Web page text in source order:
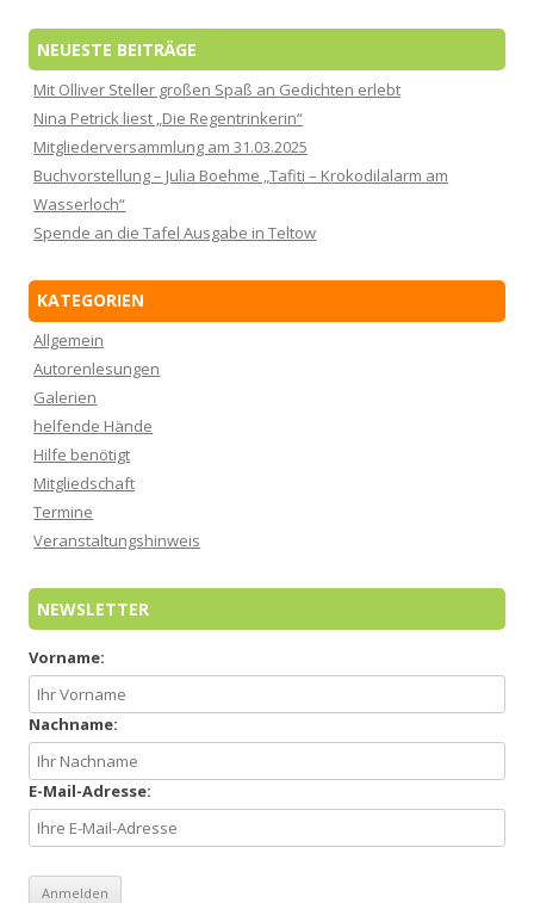
NEUESTE BEITRÄGE
Mit Olliver Steller großen Spaß an Gedichten erlebt
Nina Petrick liest „Die Regentrinkerin“
Mitgliederversammlung am 31.03.2025
Buchvorstellung – Julia Boehme „Tafiti – Krokodilalarm am
Wasserloch“
Spende an die Tafel Ausgabe in Teltow
KATEGORIEN
Allgemein
Autorenlesungen
Galerien
helfende Hände
Hilfe benötigt
Mitgliedschaft
Termine
Veranstaltungshinweis
NEWSLETTER
Vorname:
Nachname:
E-Mail-Adresse: